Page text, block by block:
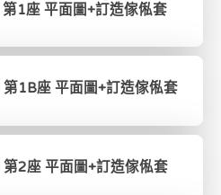
1座 平面圖+訂造傢俬套
1B座 平面圖+訂造傢俬套
2座 平面圖+訂造傢俬套